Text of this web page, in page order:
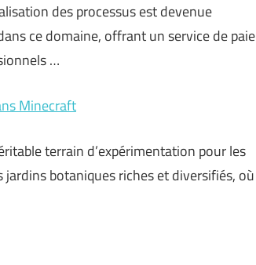
des processus est devenue
ce domaine, offrant un service de paie
…
Minecraft
terrain d’expérimentation pour les
botaniques riches et diversifiés, où